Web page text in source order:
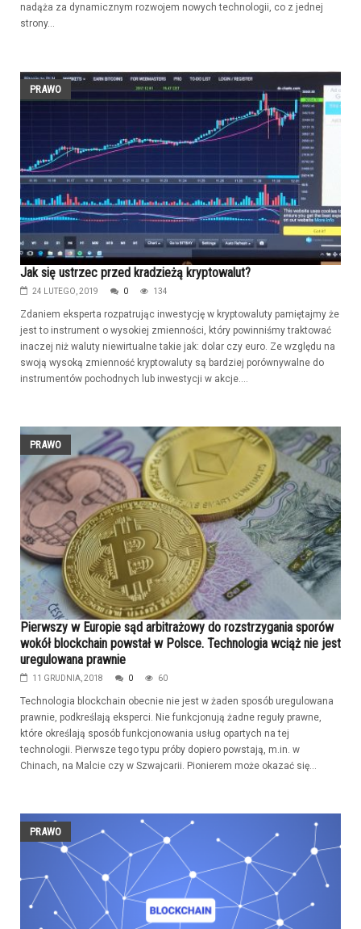
nadąża za dynamicznym rozwojem nowych technologii, co z jednej
strony...
PRAWO
Jak się ustrzec przed kradzieżą kryptowalut?
24 LUTEGO, 2019 0 134
Zdaniem eksperta rozpatrując inwestycję w kryptowaluty pamiętajmy że
jest to instrument o wysokiej zmienności, który powinniśmy traktować
inaczej niż waluty niewirtualne takie jak: dolar czy euro. Ze względu na
swoją wysoką zmienność kryptowaluty są bardziej porównywalne do
instrumentów pochodnych lub inwestycji w akcje....
PRAWO
Pierwszy w Europie sąd arbitrażowy do rozstrzygania sporów
wokół blockchain powstał w Polsce. Technologia wciąż nie jest
uregulowana prawnie
11 GRUDNIA, 2018 0 60
Technologia blockchain obecnie nie jest w żaden sposób uregulowana
prawnie, podkreślają eksperci. Nie funkcjonują żadne reguły prawne,
które określają sposób funkcjonowania usług opartych na tej
technologii. Pierwsze tego typu próby dopiero powstają, m.in. w
Chinach, na Malcie czy w Szwajcarii. Pionierem może okazać się...
PRAWO